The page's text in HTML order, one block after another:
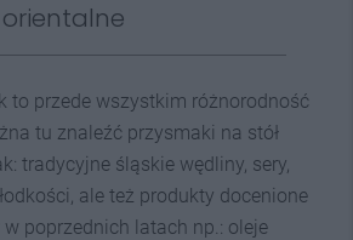
orientalne
to przede wszystkim różnorodność
tu znaleźć przysmaki na stół
tradycyjne śląskie wędliny, sery,
ale też produkty docenione
poprzednich latach np.: oleje